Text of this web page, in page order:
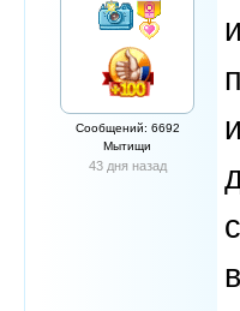
Сообщений: 6692
Мытищи
43 дня назад